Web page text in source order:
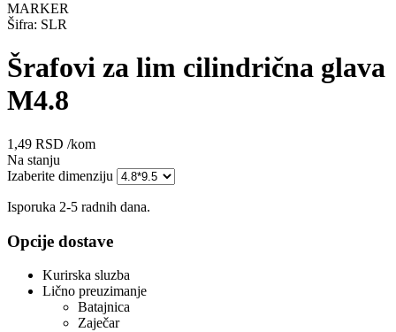
MARKER
Šifra: SLR
Šrafovi za lim cilindrična glava
M4.8
1,49 RSD /kom
Na stanju
Izaberite dimenziju
Isporuka 2-5 radnih dana.
Opcije dostave
Kurirska sluzba
Lično preuzimanje
Batajnica
Zaječar